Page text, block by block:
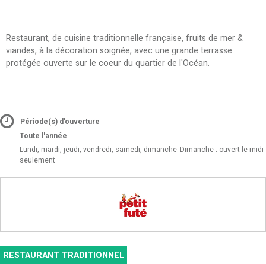
Restaurant, de cuisine traditionnelle française, fruits de mer &
viandes, à la décoration soignée, avec une grande terrasse
protégée ouverte sur le coeur du quartier de l'Océan.
Période(s) d'ouverture
Toute l'année
Lundi, mardi, jeudi, vendredi, samedi, dimanche Dimanche : ouvert le midi
seulement
RESTAURANT TRADITIONNEL